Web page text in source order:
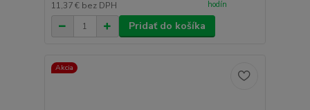
11,37 € bez DPH
hodín
Pridať do košíka
Akcia